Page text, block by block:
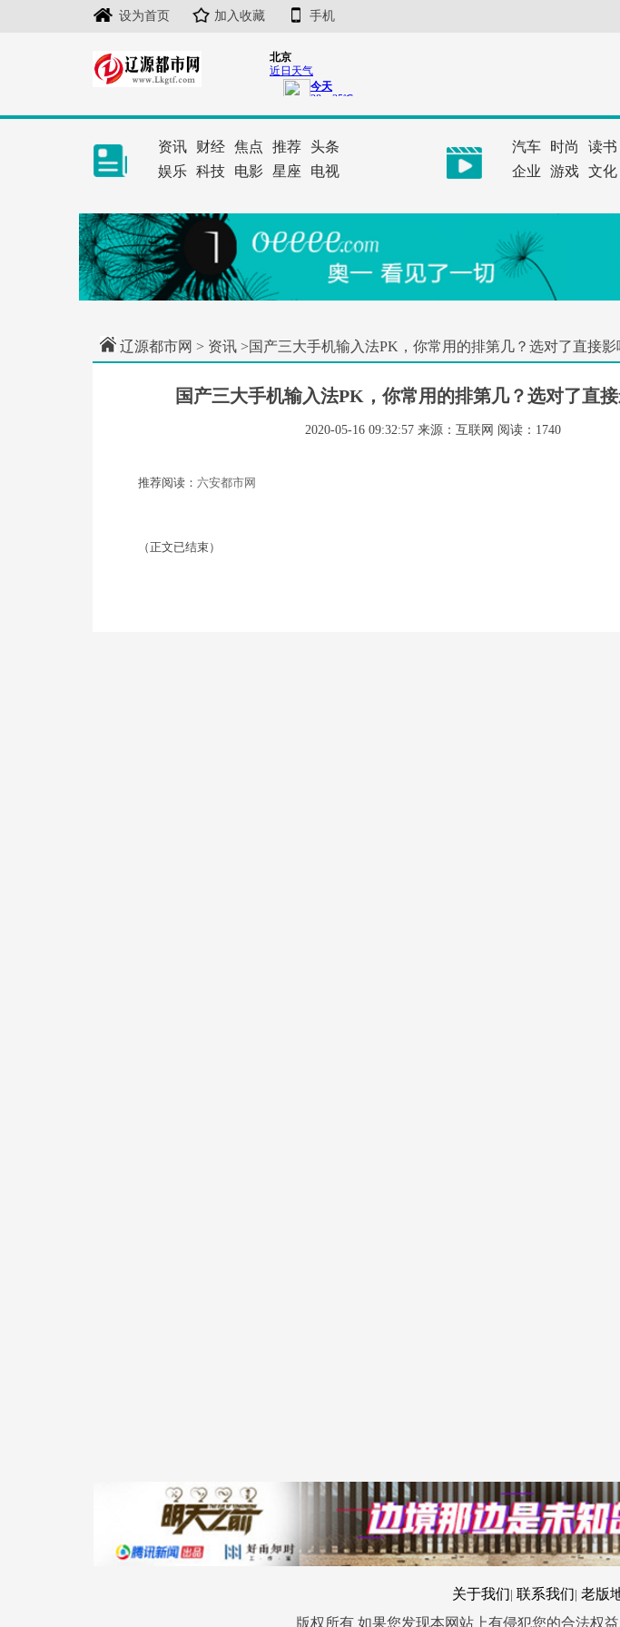
设为首页 加入收藏 手机
资讯 财经 焦点 推荐 头条
娱乐 科技 电影 星座 电视
汽车 时尚 读书
企业
游戏 文化
辽源都市网 > 资讯 >国产三大手机输入法PK，你常用的排第几？选对了直接影
国产三大手机输入法PK，你常用的排第几？选对了直
2020-05-16 09:32:57 来源：互联网 阅读：1740
推荐阅读： 六安都市网
（正文已结束）
关于我们 联系我们 老版
版权所有 如果您发现本网站上有侵犯您的合法权